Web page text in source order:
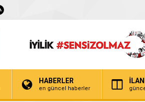
HABERLER
en güncel haberler